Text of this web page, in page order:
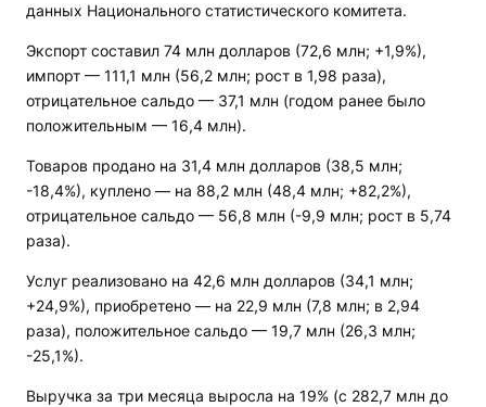
данных Национального статистического комитета.
Экспорт составил 74 млн долларов (72,6 млн; +1,9%),
импорт — 111,1 млн (56,2 млн; рост в 1,98 раза),
отрицательное сальдо — 37,1 млн (годом ранее было
положительным — 16,4 млн).
Товаров продано на 31,4 млн долларов (38,5 млн;
-18,4%), куплено — на 88,2 млн (48,4 млн; +82,2%),
отрицательное сальдо — 56,8 млн (-9,9 млн; рост в 5,74
раза).
Услуг реализовано на 42,6 млн долларов (34,1 млн;
+24,9%), приобретено — на 22,9 млн (7,8 млн; в 2,94
раза), положительное сальдо — 19,7 млн (26,3 млн;
-25,1%).
Выручка за три месяца выросла на 19% (с 282,7 млн до